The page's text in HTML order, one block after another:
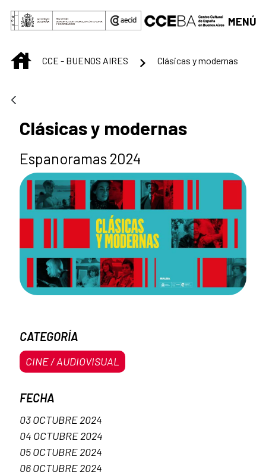
Saltar al contenido principal
MENÚ
INICIOCCE - BUENOS AIRES Clásicas y modernas
Clásicas y modernas
Espanoramas 2024
CATEGORÍA
CINE / AUDIOVISUAL
FECHA
03 OCTUBRE 2024
04 OCTUBRE 2024
05 OCTUBRE 2024
06 OCTUBRE 2024